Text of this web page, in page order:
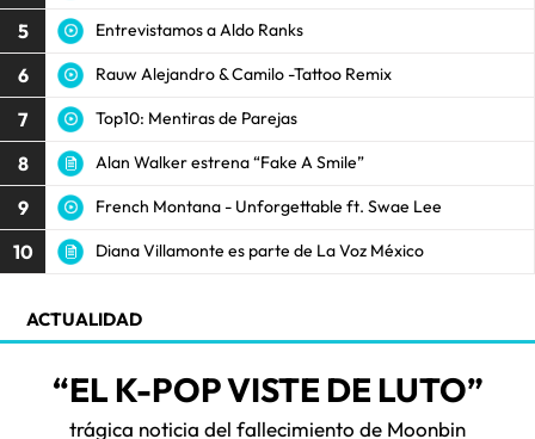
5 Entrevistamos a Aldo Ranks
6 Rauw Alejandro & Camilo -Tattoo Remix
7 Top10: Mentiras de Parejas
8 Alan Walker estrena “Fake A Smile”
9 French Montana - Unforgettable ft. Swae Lee
10 Diana Villamonte es parte de La Voz México
ACTUALIDAD
“EL K-POP VISTE DE LUTO”
trágica noticia del fallecimiento de Moonbin